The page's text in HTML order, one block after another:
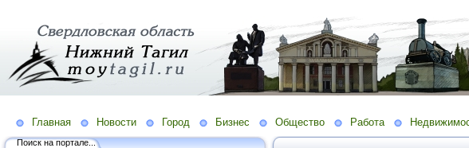
Главная Новости Город Бизнес Общество Работа
Поиск на портале...